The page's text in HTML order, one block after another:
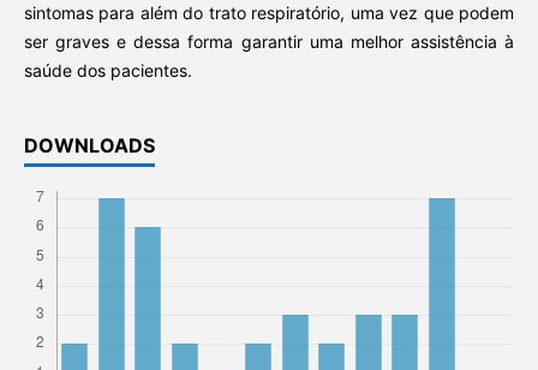
sintomas para além do trato respiratório, uma vez que podem
ser graves e dessa forma garantir uma melhor assistência à
saúde dos pacientes.
DOWNLOADS